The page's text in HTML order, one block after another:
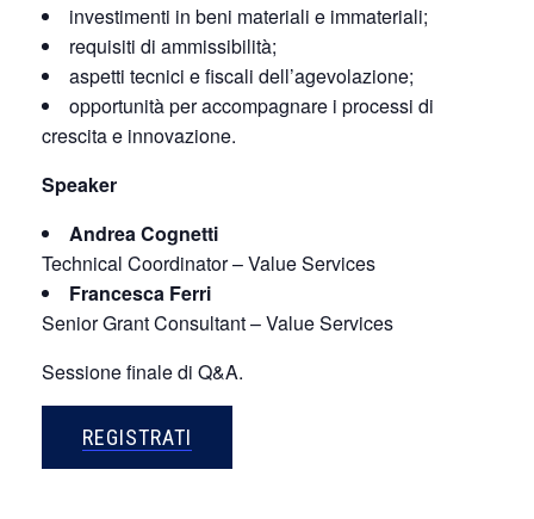
investimenti in beni materiali e immateriali;
requisiti di ammissibilità;
aspetti tecnici e fiscali dell’agevolazione;
opportunità per accompagnare i processi di
crescita e innovazione.
Speaker
Andrea Cognetti
Technical Coordinator – Value Services
Francesca Ferri
Senior Grant Consultant – Value Services
Sessione finale di Q&A.
REGISTRATI